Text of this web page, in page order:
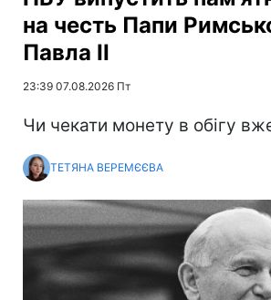
на честь Папи
Павла II
23:39 07.08.2026 Пт
Чи чекати монету в обігу
ТЕТЯНА ВЕРЕМЄЄВА